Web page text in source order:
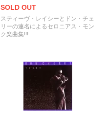
SOLD OUT
スティーヴ・レイシーとドン・チェ
リーの連名によるセロニアス・モン
ク楽曲集!!!